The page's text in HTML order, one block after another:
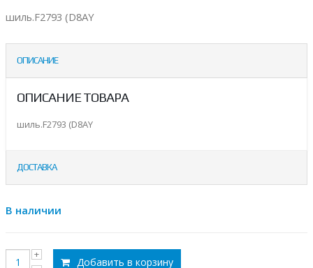
шиль.F2793 (D8AY
ОПИСАНИЕ
ОПИСАНИЕ ТОВАРА
шиль.F2793 (D8AY
ДОСТАВКА
В наличии
Добавить в корзину